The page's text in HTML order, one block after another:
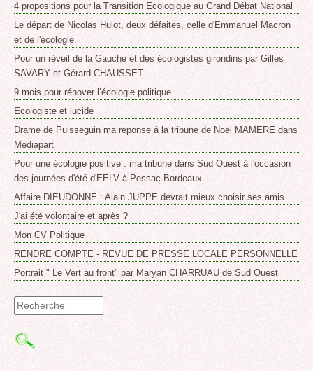
4 propositions pour la Transition Ecologique au Grand Débat National
Le départ de Nicolas Hulot, deux défaites, celle d'Emmanuel Macron
et de l'écologie.
Pour un réveil de la Gauche et des écologistes girondins par Gilles
SAVARY et Gérard CHAUSSET
9 mois pour rénover l’écologie politique
Ecologiste et lucide
Drame de Puisseguin ma reponse á la tribune de Noel MAMERE dans
Mediapart
Pour une écologie positive : ma tribune dans Sud Ouest à l'occasion
des journées d'été d'EELV à Pessac Bordeaux
Affaire DIEUDONNE : Alain JUPPE devrait mieux choisir ses amis
J'ai été volontaire et après ?
Mon CV Politique
RENDRE COMPTE - REVUE DE PRESSE LOCALE PERSONNELLE
Portrait " Le Vert au front" par Maryan CHARRUAU de Sud Ouest
de